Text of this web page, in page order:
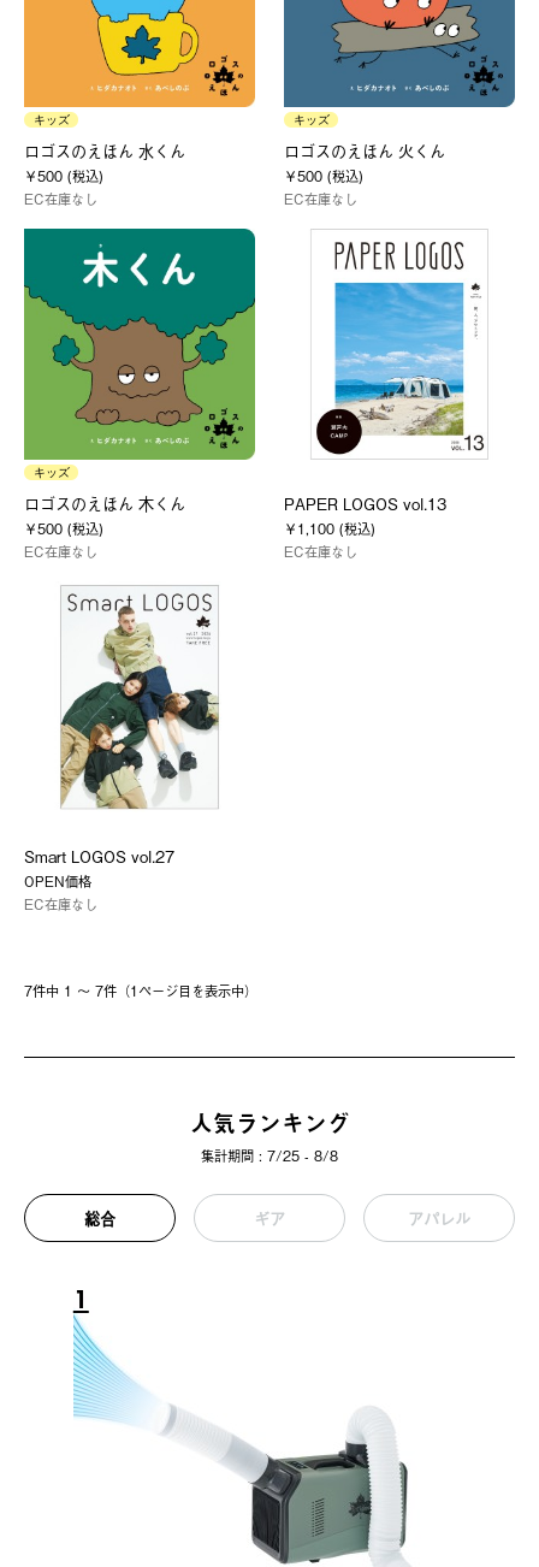
キッズ
ロゴスのえほん 水くん
￥500 (税込)
EC在庫なし
キッズ
ロゴスのえほん 火くん
￥500 (税込)
EC在庫なし
キッズ
ロゴスのえほん 木くん
￥500 (税込)
EC在庫なし
PAPER LOGOS vol.13
￥1,100 (税込)
EC在庫なし
Smart LOGOS vol.27
OPEN価格
EC在庫なし
7件中 1 〜 7件（1ページ⽬を表⽰中）
人気ランキング
集計期間 : 7/25 - 8/8
総合 ギア アパレル
1